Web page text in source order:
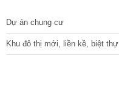
Dự án chung cư
Khu đô thị mới, liền kề, biệt thự